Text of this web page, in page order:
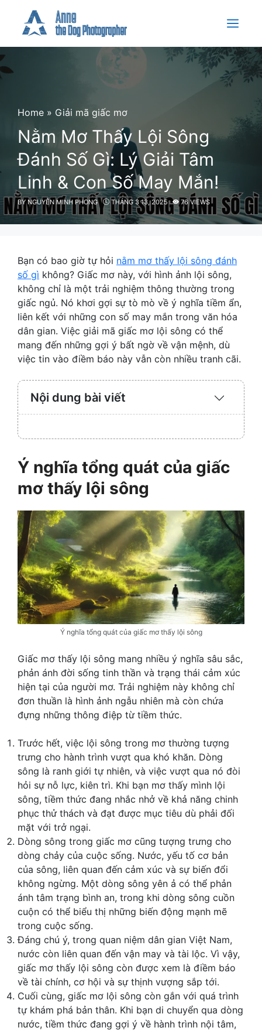
content
Menu
Home » Giải mã giấc mơ
Nằm Mơ Thấy Lội Sông
Đánh Số Gì: Lý Giải Tâm
Linh & Con Số May Mắn!
BYNGUYỄN MINH PHONG THÁNG 3 13, 2025 76 VIEWS
Bạn có bao giờ tự hỏi nằm mơ thấy lội sông đánh
số gì không? Giấc mơ này, với hình ảnh lội sông,
không chỉ là một trải nghiệm thông thường trong
giấc ngủ. Nó khơi gợi sự tò mò về ý nghĩa tiềm ẩn,
liên kết với những con số may mắn trong văn hóa
dân gian. Việc giải mã giấc mơ lội sông có thể
mang đến những gợi ý bất ngờ về vận mệnh, dù
việc tin vào điềm báo này vẫn còn nhiều tranh cãi.
Nội dung bài viết
Expand
Ý nghĩa tổng quát của giấc
mơ thấy lội sông
Ý nghĩa tổng quát của giấc mơ thấy lội sông
Giấc mơ thấy lội sông mang nhiều ý nghĩa sâu sắc,
phản ánh đời sống tinh thần và trạng thái cảm xúc
hiện tại của người mơ. Trải nghiệm này không chỉ
đơn thuần là hình ảnh ngẫu nhiên mà còn chứa
đựng những thông điệp từ tiềm thức.
Trước hết, việc lội sông trong mơ thường tượng
trưng cho hành trình vượt qua khó khăn. Dòng
sông là ranh giới tự nhiên, và việc vượt qua nó đòi
hỏi sự nỗ lực, kiên trì. Khi bạn mơ thấy mình lội
sông, tiềm thức đang nhắc nhở về khả năng chinh
phục thử thách và đạt được mục tiêu dù phải đối
mặt với trở ngại.
Dòng sông trong giấc mơ cũng tượng trưng cho
dòng chảy của cuộc sống. Nước, yếu tố cơ bản
của sông, liên quan đến cảm xúc và sự biến đổi
không ngừng. Một dòng sông yên ả có thể phản
ánh tâm trạng bình an, trong khi dòng sông cuồn
cuộn có thể biểu thị những biến động mạnh mẽ
trong cuộc sống.
Đáng chú ý, trong quan niệm dân gian Việt Nam,
nước còn liên quan đến vận may và tài lộc. Vì vậy,
giấc mơ thấy lội sông còn được xem là điềm báo
về tài chính, cơ hội và sự thịnh vượng sắp tới.
Cuối cùng, giấc mơ lội sông còn gắn với quá trình
tự khám phá bản thân. Khi bạn di chuyển qua dòng
nước, tiềm thức đang gợi ý về hành trình nội tâm,